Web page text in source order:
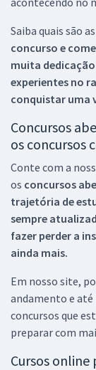
Saiba quais são
concurso e
muita
experientes no
conquistar uma
Concursos
os concursos
Conte com a
os concursos
trajetória de
sempre
fazer perder a
ainda mais.
Em nosso site,
andamento e até
concursos que
preparar com
Cursos online